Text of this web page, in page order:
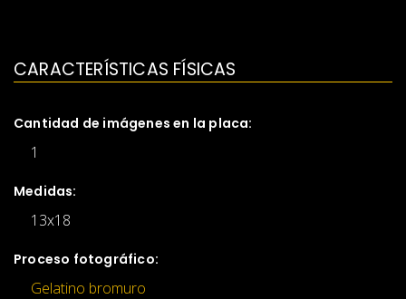
CARACTERÍSTICAS FÍSICAS
Cantidad de imágenes en la placa:
1
Medidas:
13x18
Proceso fotográfico:
Gelatino bromuro